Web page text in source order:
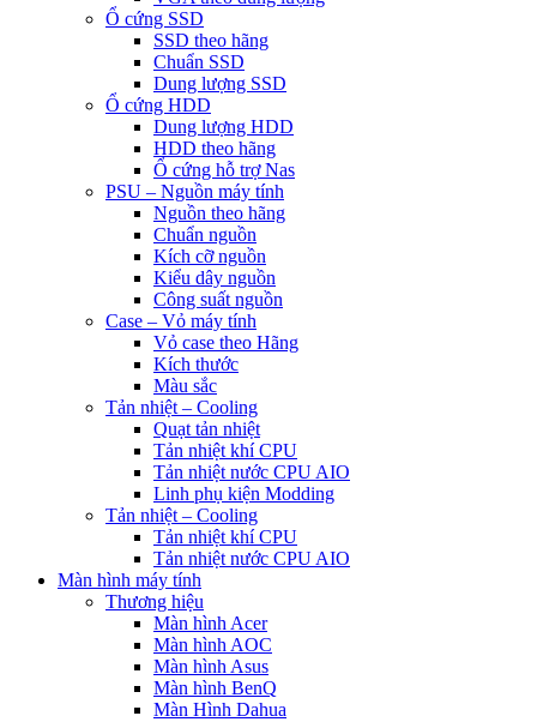
Ổ cứng SSD
SSD theo hãng
Chuẩn SSD
Dung lượng SSD
Ổ cứng HDD
Dung lượng HDD
HDD theo hãng
Ổ cứng hỗ trợ Nas
PSU – Nguồn máy tính
Nguồn theo hãng
Chuẩn nguồn
Kích cỡ nguồn
Kiểu dây nguồn
Công suất nguồn
Case – Vỏ máy tính
Vỏ case theo Hãng
Kích thước
Màu sắc
Tản nhiệt – Cooling
Quạt tản nhiệt
Tản nhiệt khí CPU
Tản nhiệt nước CPU AIO
Linh phụ kiện Modding
Tản nhiệt – Cooling
Tản nhiệt khí CPU
Tản nhiệt nước CPU AIO
Màn hình máy tính
Thương hiệu
Màn hình Acer
Màn hình AOC
Màn hình Asus
Màn hình BenQ
Màn Hình Dahua